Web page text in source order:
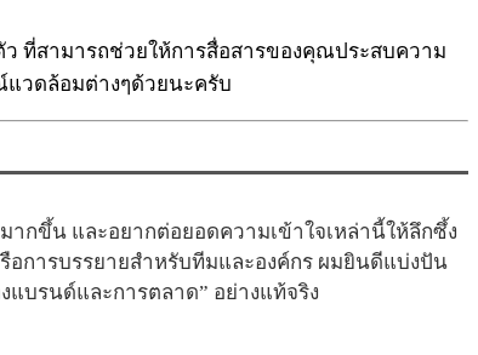
ว ที่สามารถช่วยให้การสื่อสารของคุณประสบความ
แวดล้อมต่างๆด้วยนะครับ
กขึ้น และอยากต่อยอดความเข้าใจเหล่านี้ให้ลึกซึ้ง
การบรรยายสำหรับทีมและองค์กร ผมยินดีแบ่งปัน
บรนด์และการตลาด” อย่างแท้จริง